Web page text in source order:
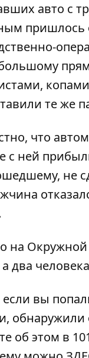
авто с
пришлось
те же
что
с ней
не
на Окружной
два
если вы
об этом в